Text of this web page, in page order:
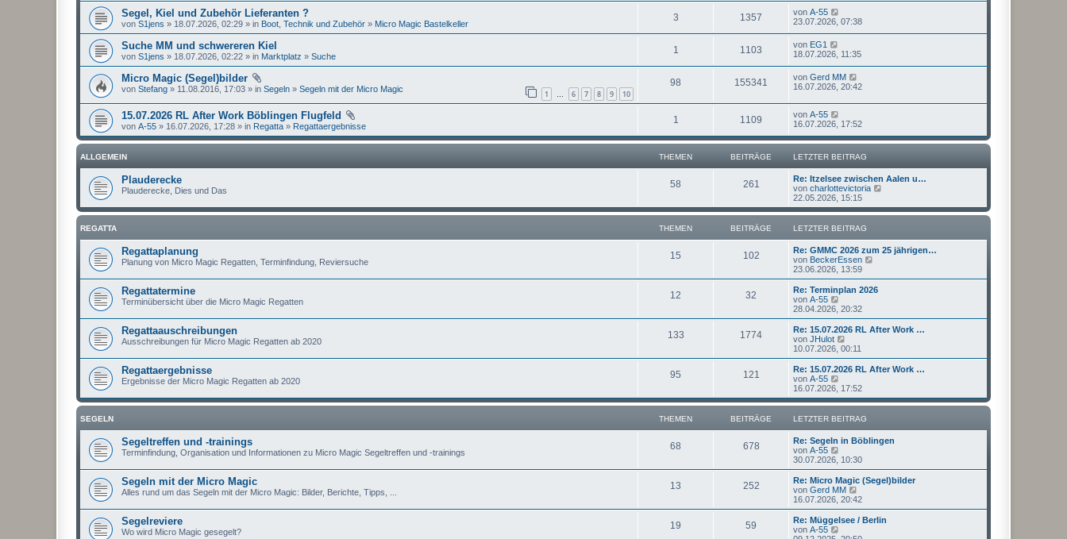
Segel, Kiel und Zubehör Lieferanten ?
von S1jens » 18.07.2026, 02:29 » in Boot, Technik und Zubehör » Micro Magic Bastelkeller
3 1357 von A-55
23.07.2026, 07:38
Suche MM und schwereren Kiel
von S1jens » 18.07.2026, 02:22 » in Marktplatz » Suche
1 1103 von EG1
18.07.2026, 11:35
Micro Magic (Segel)bilder
1 … 6 7 8 9 10
von Stefang » 11.08.2016, 17:03 » in Segeln » Segeln mit der Micro Magic
98 155341 von Gerd MM
16.07.2026, 20:42
15.07.2026 RL After Work Böblingen Flugfeld
von A-55 » 16.07.2026, 17:28 » in Regatta » Regattaergebnisse
1 1109 von A-55
16.07.2026, 17:52
ALLGEMEIN THEMEN BEITRÄGE LETZTER BEITRAG
Plauderecke
Plauderecke, Dies und Das
58 261
Re: Itzelsee zwischen Aalen u…
von charlottevictoria
u
e
r
i
g
22.05.2026, 15:15
REGATTA THEMEN BEITRÄGE LETZTER BEITRAG
Regattaplanung
Planung von Micro Magic Regatten, Terminfindung, Reviersuche
15 102
Re: GMMC 2026 zum 25 jährigen…
von BeckerEssen
u
e
r
B
r
23.06.2026, 13:59
Regattatermine
Terminübersicht über die Micro Magic Regatten
12 32
Re: Terminplan 2026
von A-55
e
u
e
s
t
r
B
e
t
a
g
28.04.2026, 20:32
Regattaauschreibungen
Ausschreibungen für Micro Magic Regatten ab 2020
133 1774
Re: 15.07.2026 RL After Work …
von JHulot
e
u
e
t
r
B
e
i
t
a
g
10.07.2026, 00:11
Regattaergebnisse
Ergebnisse der Micro Magic Regatten ab 2020
95 121
Re: 15.07.2026 RL After Work …
von A-55
e
u
e
s
r
e
i
t
r
a
g
16.07.2026, 17:52
SEGELN THEMEN BEITRÄGE LETZTER BEITRAG
Segeltreffen und -trainings
Terminfindung, Organisation und Informationen zu Micro Magic Segeltreffen und -trainings
68 678
Re: Segeln in Böblingen
von A-55
e
u
e
s
t
r
B
e
30.07.2026, 10:30
Segeln mit der Micro Magic
Alles rund um das Segeln mit der Micro Magic: Bilder, Berichte, Tipps, ...
13 252
Re: Micro Magic (Segel)bilder
von Gerd MM
e
u
e
t
16.07.2026, 20:42
Segelreviere
Wo wird Micro Magic gesegelt?
19 59
Re: Müggelsee / Berlin
von A-55